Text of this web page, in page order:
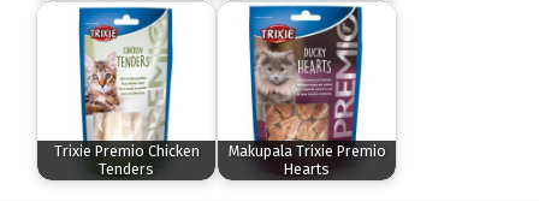
Trixie Premio Chicken
Tenders
Makupala Trixie Premio
Hearts